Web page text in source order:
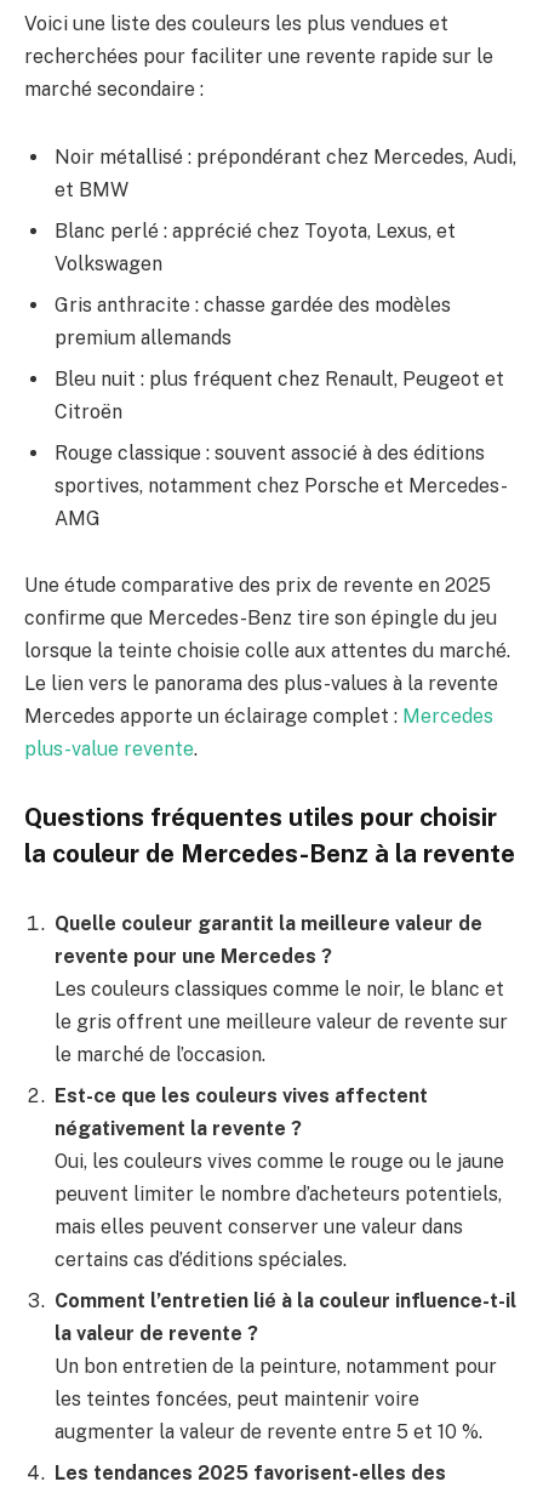
Voici une liste des couleurs les plus vendues et
recherchées pour faciliter une revente rapide sur le
marché secondaire :
Noir métallisé : prépondérant chez Mercedes, Audi,
et BMW
Blanc perlé : apprécié chez Toyota, Lexus, et
Volkswagen
Gris anthracite : chasse gardée des modèles
premium allemands
Bleu nuit : plus fréquent chez Renault, Peugeot et
Citroën
Rouge classique : souvent associé à des éditions
sportives, notamment chez Porsche et Mercedes-
AMG
Une étude comparative des prix de revente en 2025
confirme que Mercedes-Benz tire son épingle du jeu
lorsque la teinte choisie colle aux attentes du marché.
Le lien vers le panorama des plus-values à la revente
Mercedes apporte un éclairage complet : Mercedes
plus-value revente.
Questions fréquentes utiles pour choisir
la couleur de Mercedes-Benz à la revente
Quelle couleur garantit la meilleure valeur de
revente pour une Mercedes ?
Les couleurs classiques comme le noir, le blanc et
le gris offrent une meilleure valeur de revente sur
le marché de l’occasion.
Est-ce que les couleurs vives affectent
négativement la revente ?
Oui, les couleurs vives comme le rouge ou le jaune
peuvent limiter le nombre d’acheteurs potentiels,
mais elles peuvent conserver une valeur dans
certains cas d’éditions spéciales.
Comment l’entretien lié à la couleur influence-t-il
la valeur de revente ?
Un bon entretien de la peinture, notamment pour
les teintes foncées, peut maintenir voire
augmenter la valeur de revente entre 5 et 10 %.
Les tendances 2025 favorisent-elles des